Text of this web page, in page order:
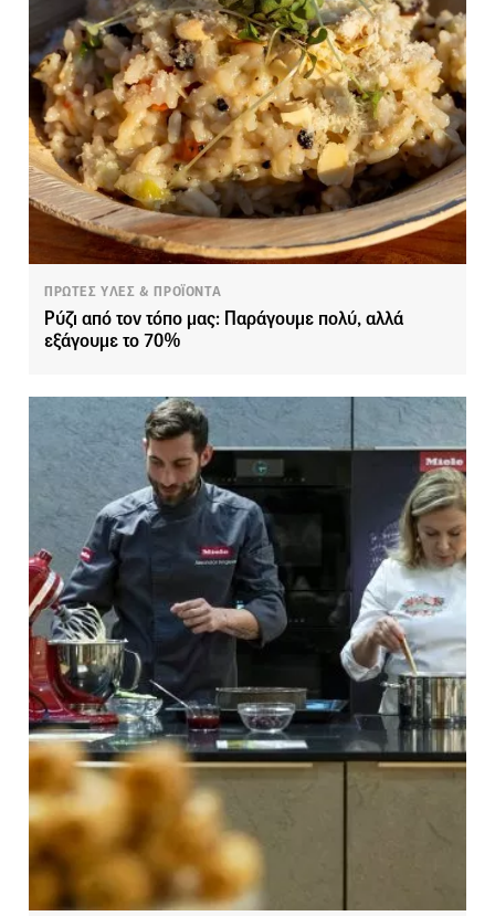
ΠΡΩΤΕΣ ΥΛΕΣ & ΠΡΟΪΟΝΤΑ
Ρύζι από τον τόπο μας: Παράγουμε πολύ, αλλά
εξάγουμε το 70%